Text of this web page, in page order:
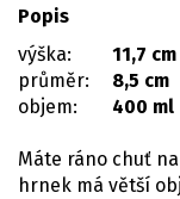
Popis
výška:
11,7 cm
průměr:
8,5 cm
objem:
400 ml
Máte ráno chuť
hrnek má větší